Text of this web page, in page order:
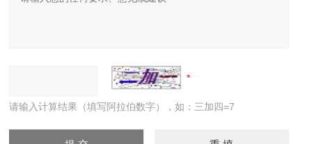
请输入计算结果（填写阿拉伯数字），如：三加四=7